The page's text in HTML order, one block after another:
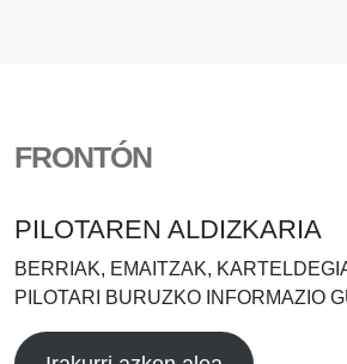
FRONTÓN
PILOTAREN ALDIZKARIA
BERRIAK, EMAITZAK,
PILOTARI BURUZKO INFORMAZIO